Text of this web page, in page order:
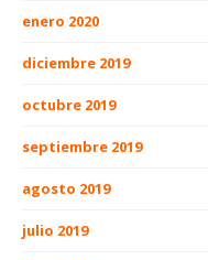
enero 2020
diciembre 2019
octubre 2019
septiembre 2019
agosto 2019
julio 2019